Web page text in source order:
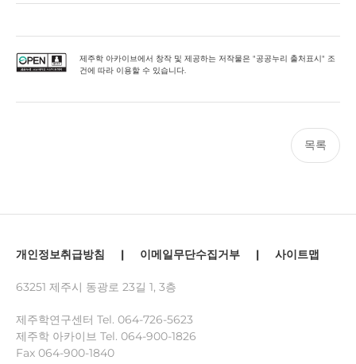
제주학 아카이브에서 창작 및 제공하는 저작물은 "공공누리 출처표시" 조
건에 따라 이용할 수 있습니다.
목록
개인정보취급방침 | 이메일무단수집거부 | 사이트맵
63251 제주시 동광로 23길 1, 3층
제주학연구센터 Tel. 064-726-5623
제주학 아카이브 Tel. 064-900-1826
Fax 064-900-1840